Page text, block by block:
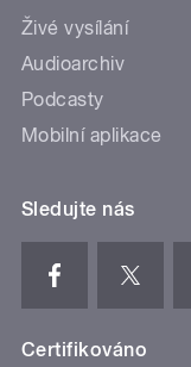
Živé vysílání
Audioarchiv
Podcasty
Mobilní aplikace
Sledujte nás
Certifikováno